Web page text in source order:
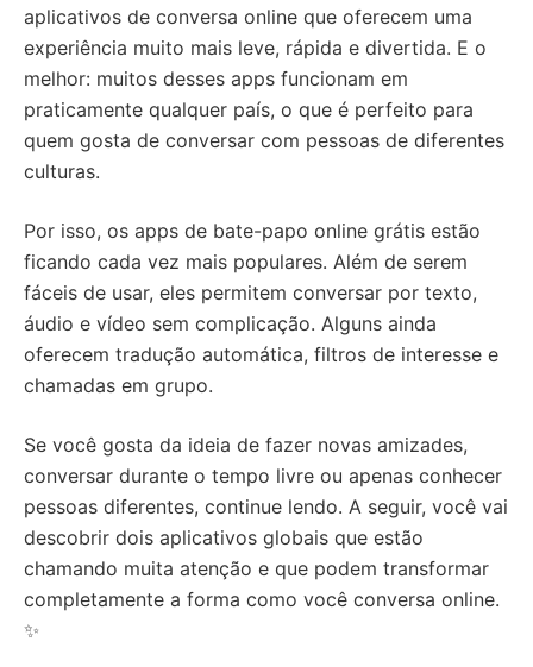
aplicativos de conversa online que oferecem uma
experiência muito mais leve, rápida e divertida. E o
melhor: muitos desses apps funcionam em
praticamente qualquer país, o que é perfeito para
quem gosta de conversar com pessoas de diferentes
culturas.
Por isso, os apps de bate-papo online grátis estão
ficando cada vez mais populares. Além de serem
fáceis de usar, eles permitem conversar por texto,
áudio e vídeo sem complicação. Alguns ainda
oferecem tradução automática, filtros de interesse e
chamadas em grupo.
Se você gosta da ideia de fazer novas amizades,
conversar durante o tempo livre ou apenas conhecer
pessoas diferentes, continue lendo. A seguir, você vai
descobrir dois aplicativos globais que estão
chamando muita atenção e que podem transformar
completamente a forma como você conversa online.
✨